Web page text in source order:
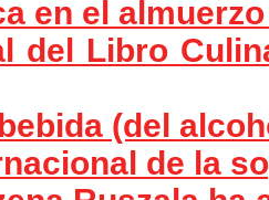
en el
del Libro
(del
de la